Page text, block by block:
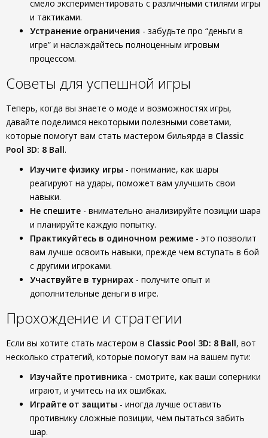
смело экспериментировать с различными стилями игры
и тактиками.
Устранение ограничения - забудьте про “деньги в
игре” и наслаждайтесь полноценным игровым
процессом.
Советы для успешной игры
Теперь, когда вы знаете о моде и возможностях игры,
давайте поделимся некоторыми полезными советами,
которые помогут вам стать мастером бильярда в Classic
Pool 3D: 8 Ball.
Изучите физику игры - понимание, как шары
реагируют на удары, поможет вам улучшить свои
навыки.
Не спешите - внимательно анализируйте позиции шара
и планируйте каждую попытку.
Практикуйтесь в одиночном режиме - это позволит
вам лучше освоить навыки, прежде чем вступать в бой
с другими игроками.
Участвуйте в турнирах - получите опыт и
дополнительные деньги в игре.
Прохождение и стратегии
Если вы хотите стать мастером в Classic Pool 3D: 8 Ball, вот
несколько стратегий, которые помогут вам на вашем пути:
Изучайте противника - смотрите, как ваши соперники
играют, и учитесь на их ошибках.
Играйте от защиты - иногда лучше оставить
противнику сложные позиции, чем пытаться забить
шар.